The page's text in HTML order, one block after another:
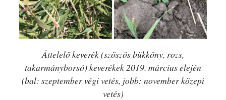
Áttelelő keverék (szöszös bükköny, rozs,
takarmányborsó) keverékek 2019. március elején
(bal: szeptember végi vetés, jobb: november közepi
vetés)